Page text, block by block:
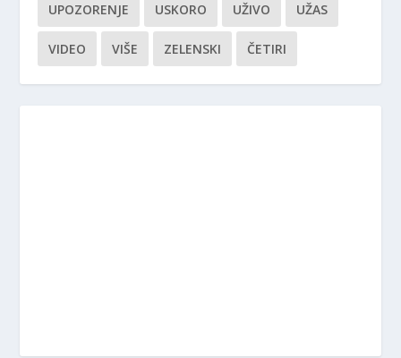
UPOZORENJE USKORO UŽIVO UŽAS
VIDEO VIŠE ZELENSKI ČETIRI